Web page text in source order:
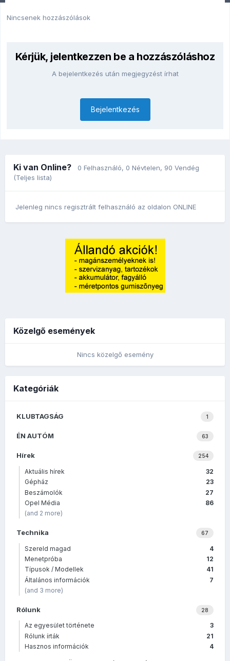
Nincsenek hozzászólások
Kérjük, jelentkezzen be a hozzászóláshoz
A bejelentkezés után megjegyzést írhat
Bejelentkezés
Ki van Online? 0 Felhasználó, 0 Névtelen, 90 Vendég
(Teljes lista)
Jelenleg nincs regisztrált felhasználó az oldalon ONLINE
Közelgő események
Nincs közelgő esemény
Kategóriák
1
KLUBTAGSÁG
63
ÉN AUTÓM
254
Hírek
32
Aktuális hírek
23
Gépház
27
Beszámolók
86
Opel Média
(and 2 more)
67
Technika
4
Szereld magad
12
Menetpróba
41
Típusok / Modellek
7
Általános információk
(and 3 more)
28
Rólunk
3
Az egyesület története
21
Rólunk írták
4
Hasznos információk